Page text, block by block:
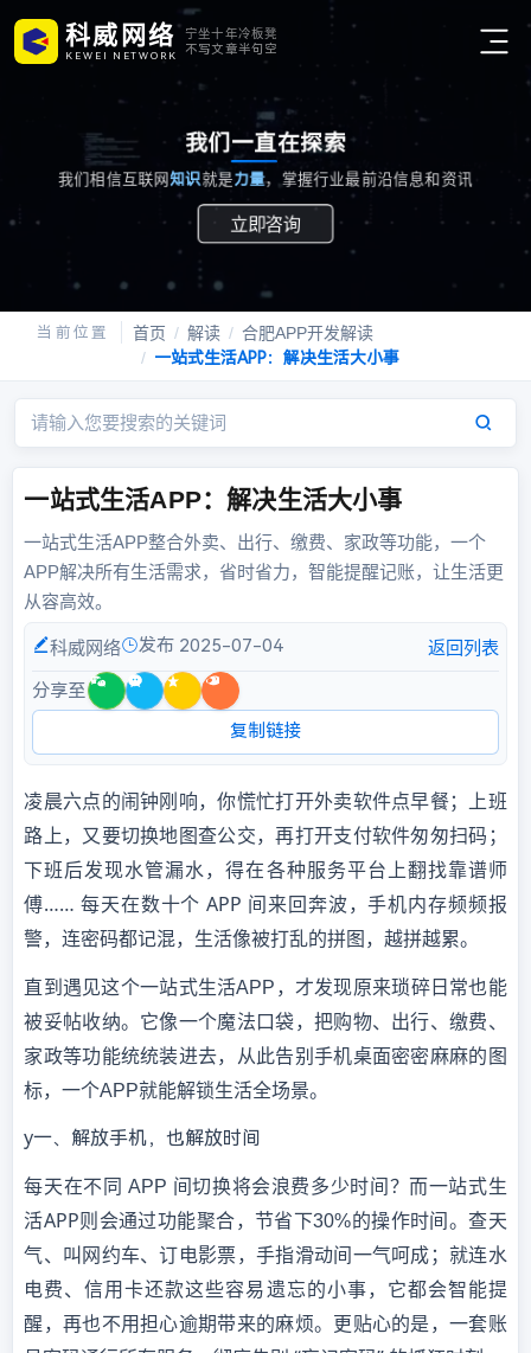
科威网络
K E W E I N ET W O R K
宁坐十年冷板凳
不写文章半句空
我们一直在探索
我们相信互联网知识就是力量，掌握行业最前沿信息和资讯
立即咨询
首页 解读
合肥APP开发解读
一站式生活APP：解决生活大小事
一站式生活APP：解决生活大小事
一站式生活APP整合外卖、出行、缴费、家政等功能，一个
APP解决所有生活需求，省时省力，智能提醒记账，让生活更
从容高效。
科威网络 发布 2025-07-04 返回列表
分享至
复制链接
凌晨六点的闹钟刚响，你慌忙打开外卖软件点早餐；上班
路上，又要切换地图查公交，再打开支付软件匆匆扫码；
下班后发现水管漏水，得在各种服务平台上翻找靠谱师
傅…… 每天在数十个 APP 间来回奔波，手机内存频频报
警，连密码都记混，生活像被打乱的拼图，越拼越累。
直到遇见这个一站式生活APP，才发现原来琐碎日常也能
被妥帖收纳。它像一个魔法口袋，把购物、出行、缴费、
家政等功能统统装进去，从此告别手机桌面密密麻麻的图
标，一个APP就能解锁生活全场景。
y一、解放手机，也解放时间
每天在不同 APP 间切换将会浪费多少时间？ 而一站式生
活APP则会通过功能聚合，节省下30%的操作时间。查天
气、叫网约车、订电影票，手指滑动间一气呵成；就连水
电费、信用卡还款这些容易遗忘的小事，它都会智能提
醒，再也不用担心逾期带来的麻烦。更贴心的是，一套账